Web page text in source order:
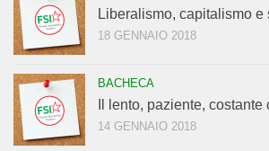
Liberalismo, capitalismo e
18 GENNAIO 2018
BACHECA
Il lento, paziente, costante
14 GENNAIO 2018